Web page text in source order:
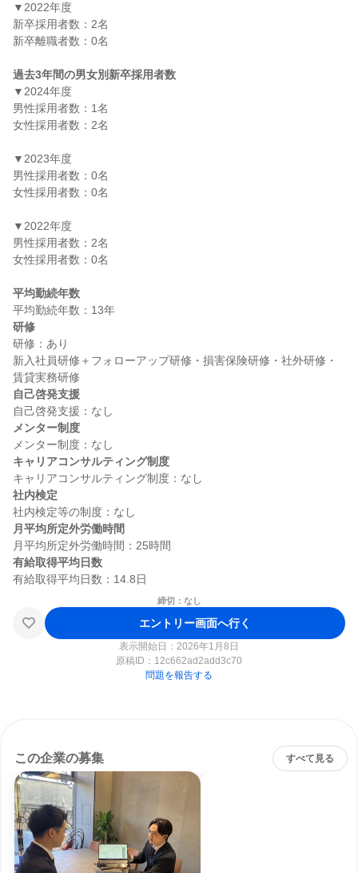
▼2022年度
新卒採用者数：2名
新卒離職者数：0名
過去3年間の男女別新卒採用者数
▼2024年度
男性採用者数：1名
女性採用者数：2名
▼2023年度
男性採用者数：0名
女性採用者数：0名
▼2022年度
男性採用者数：2名
女性採用者数：0名
平均勤続年数
研修
研修：あり
新入社員研修＋フォローアップ研修・損害保険研修・社外研修・
自己啓発支援
メンター制度
キャリアコンサルティング制度
社内検定
月平均所定外労働時間
有給取得平均日数
締切：なし
エントリー画面へ行く
表示開始日：2026年1月8日
原稿ID： 12c662ad2add3c70
問題を報告する
この企業の募集 すべて見る